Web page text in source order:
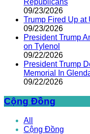
Republicans
09/23/2026
Trump Fired Up at
09/23/2026
President Trump
on Tylenol
09/22/2026
President Trump
Memorial In
09/22/2026
Cộng Đồng
All
Cộng Đồng